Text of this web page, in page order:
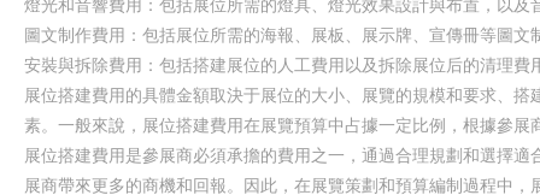
燈光和音響費用：包括展位所需的燈具、燈光效果設計與布置，以及
圖文制作費用：包括展位所需的海報、展板、展示牌、宣傳冊等圖文
安裝與拆除費用：包括搭建展位的人工費用以及拆除展位后的清理費
展位搭建費用的具體金額取決于展位的大小、展覽的規模和要求、
素。一般來說，展位搭建費用在展覽預算中占據一定比例，根據參展
展位搭建費用是參展商必須承擔的費用之一，通過合理規劃和選擇
展商帶來更多的商機和回報。因此，在展覽策劃和預算編制過程中